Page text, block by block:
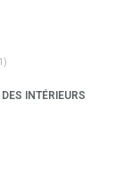
INTÉRIEURS